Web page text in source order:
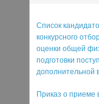
Список
конкурсного
оценки общей
подготовки
дополнительной
Приказ о приеме